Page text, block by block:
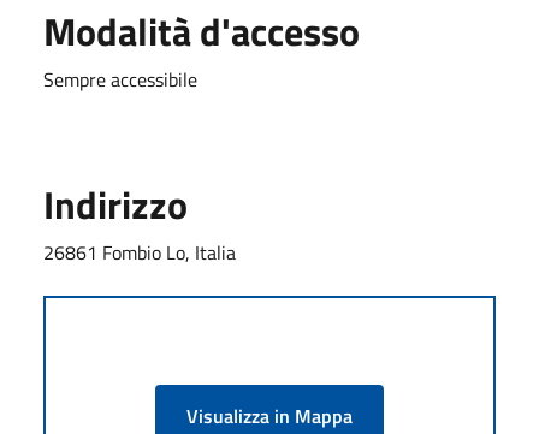
Modalità d'accesso
Sempre accessibile
Indirizzo
26861 Fombio Lo, Italia
Visualizza in Mappa